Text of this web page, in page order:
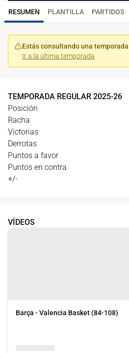
RESUMEN PLANTILLA PARTIDOS
Estás consultando una
Ir a la última temporada
TEMPORADA REGULAR 2025-26
Posición
Racha
Victorias
Derrotas
Puntos a favor
Puntos en contra
+/-
VÍDEOS
Barça - Valencia Basket (84-108)